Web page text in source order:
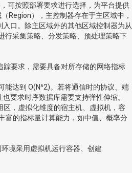
可按照部署要求进行选择，为平台提供
Region），主控制器存在于主区域中，
口。除主区域外的其他区域控制器为从
行采集策略、分发策略、预处理策略下
踪要求，需要具备对所存储的网络指标
能达到 O(N^2)。若将通信时的协议、端
要求时序数据库需要支持弹性伸缩。
，虚拟化维度的宿主机、虚拟机，容
富的指标量计算能力，如中值、概率分
境采用虚拟机运行容器、创建